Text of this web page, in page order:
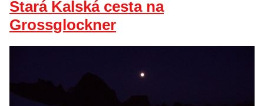
Stará Kalská cesta na
Grossglockner